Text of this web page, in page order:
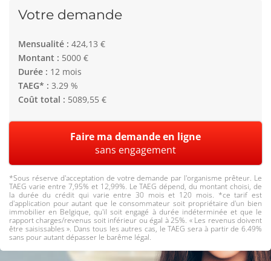
Votre demande
Mensualité : 424,13 €
Montant : 5000 €
Durée : 12 mois
TAEG* : 3.29 %
Coût total : 5089,55 €
Faire ma demande en ligne
sans engagement
*Sous réserve d'acceptation de votre demande par l'organisme prêteur. Le
TAEG varie entre 7,95% et 12,99%. Le TAEG dépend, du montant choisi, de
la durée du crédit qui varie entre 30 mois et 120 mois. *ce tarif est
d'application pour autant que le consommateur soit propriétaire d'un bien
immobilier en Belgique, qu'il soit engagé à durée indéterminée et que le
rapport charges/revenus soit inférieur ou égal à 25%. « Les revenus doivent
être saisissables ». Dans tous les autres cas, le TAEG sera à partir de 6.49%
sans pour autant dépasser le barême légal.